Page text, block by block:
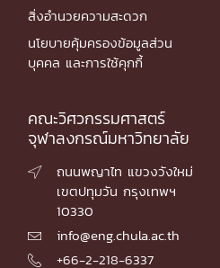
สิ่งอำนวยความสะดวก
นโยบายคุ้มครองข้อมูลส่วน
บุคคล และการใช้คุกกี้
คณะวิศวกรรมศาสตร์
จุฬาลงกรณ์มหาวิทยาลัย

ถนนพญาไท แขวงวังใหม่
เขตปทุมวัน กรุงเทพฯ
10330
 info@eng.chula.ac.th
 +66-2-218-6337